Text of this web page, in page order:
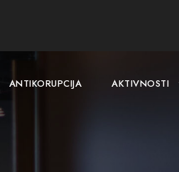
ANTIKORUPCIJA AKTIVNOSTI